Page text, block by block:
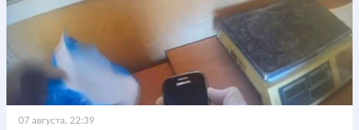
07 августа, 22:39